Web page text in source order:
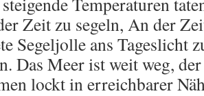
Zeit zu segeln, An der
Segeljolle ans Tageslicht
Das Meer ist weit weg,
lockt in erreichbarer